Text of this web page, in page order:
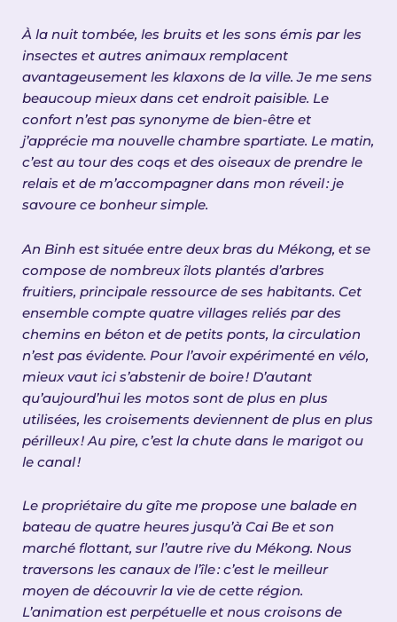
À la nuit tombée, les bruits et les sons émis par les
insectes et autres animaux remplacent
avantageusement les klaxons de la ville. Je me sens
beaucoup mieux dans cet endroit paisible. Le
confort n’est pas synonyme de bien-être et
j’apprécie ma nouvelle chambre spartiate. Le matin,
c’est au tour des coqs et des oiseaux de prendre le
relais et de m’accompagner dans mon réveil: je
savoure ce bonheur simple.
An Binh est située entre deux bras du Mékong, et se
compose de nombreux îlots plantés d’arbres
fruitiers, principale ressource de ses habitants. Cet
ensemble compte quatre villages reliés par des
chemins en béton et de petits ponts, la circulation
n’est pas évidente. Pour l’avoir expérimenté en vélo,
mieux vaut ici s’abstenir de boire! D’autant
qu’aujourd’hui les motos sont de plus en plus
utilisées, les croisements deviennent de plus en plus
périlleux! Au pire, c’est la chute dans le marigot ou
le canal!
Le propriétaire du gîte me propose une balade en
bateau de quatre heures jusqu’à Cai Be et son
marché flottant, sur l’autre rive du Mékong. Nous
traversons les canaux de l’île: c’est le meilleur
moyen de découvrir la vie de cette région.
L’animation est perpétuelle et nous croisons de